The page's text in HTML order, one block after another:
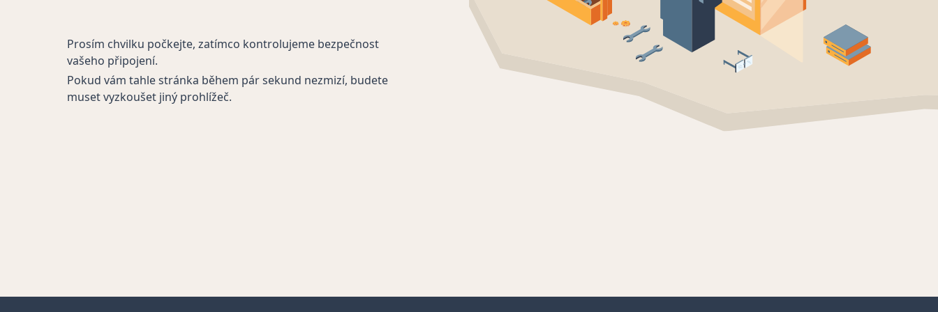
Prosím chvilku počkejte, zatímco kontrolujeme bezpečnost
vašeho připojení.
Pokud vám tahle stránka během pár sekund nezmizí, budete
muset vyzkoušet jiný prohlížeč.